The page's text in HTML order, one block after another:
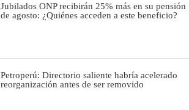
Jubilados ONP recibirán 25% más en su pensión
de agosto: ¿Quiénes acceden a este beneficio?
Petroperú: Directorio saliente habría acelerado
reorganización antes de ser removido